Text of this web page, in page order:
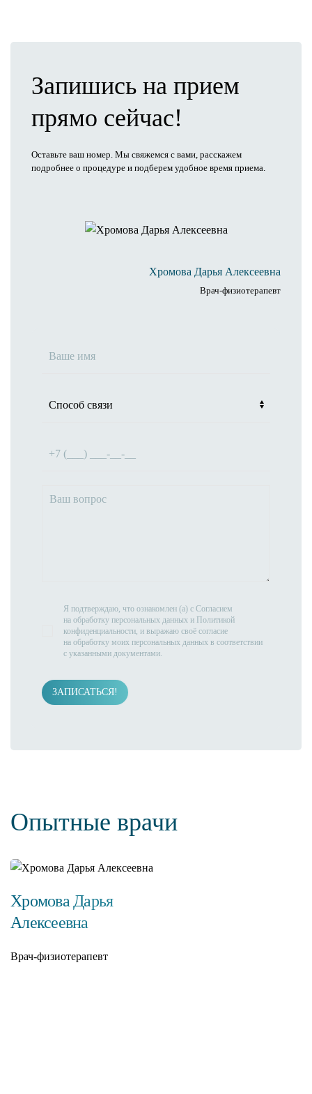
Запишись на прием
прямо сейчас!
Оставьте ваш номер. Мы свяжемся с вами, расскажем
подробнее о процедуре и подберем удобное время приема.
Хромова Дарья Алексеевна
Врач-физиотерапевт
Я подтверждаю, что ознакомлен (а) с Согласием
на обработку персональных данных и Политикой
конфиденциальности, и выражаю своё согласие
на обработку моих персональных данных в соответствии
с указанными документами.
ЗАПИСАТЬСЯ!
Опытные врачи
Хромова Дарья
Алексеевна
Врач-физиотерапевт